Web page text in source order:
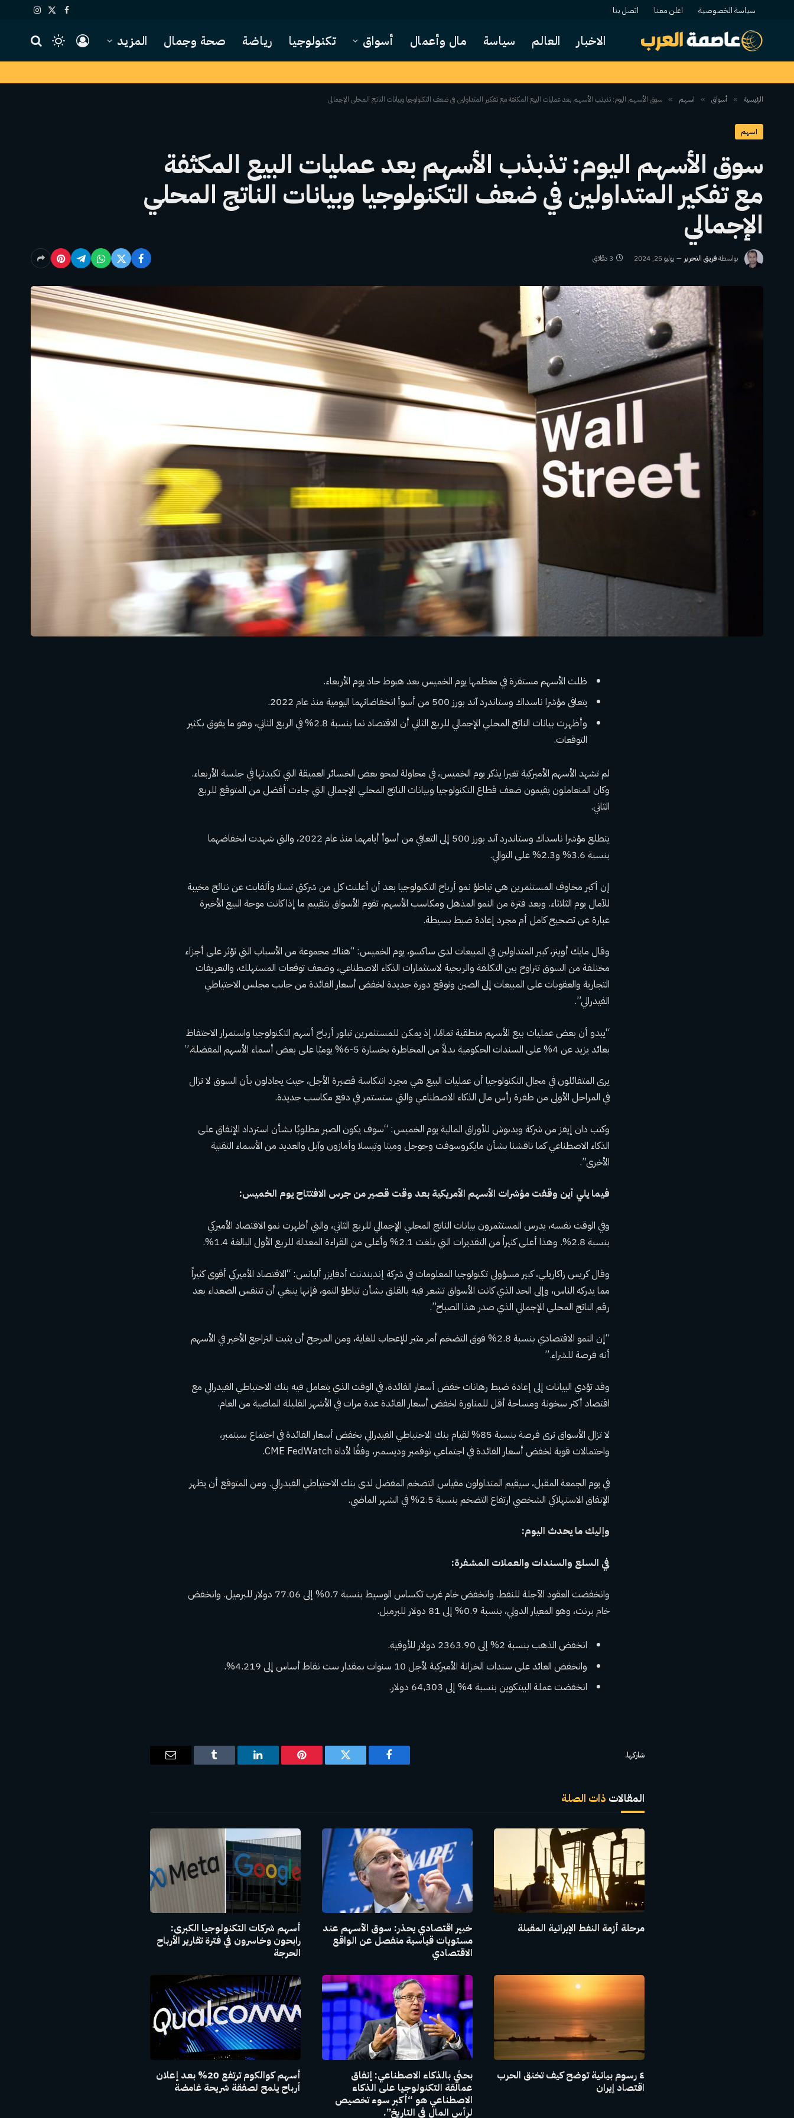
سياسة الخصوصية اعلن معنا اتصل بنا فيسبوك
X
الانستغرام
الاخبار العالم سياسة مال وأعمال أسواق تكنولوجيا رياضة صحة وجمال المزيد
الرئيسية » أسواق » اسهم » سوق الأسهم اليوم: تذبذب الأسهم بعد عمليات البيع المكثفة مع تفكير المتداولين في ضعف التكنولوجيا وبيانات الناتج المحلي الإجمالي
اسهم
سوق الأسهم اليوم: تذبذب الأسهم بعد عمليات البيع المكثفة
مع تفكير المتداولين في ضعف التكنولوجيا وبيانات الناتج المحلي
الإجمالي
بواسطةفريق التحرير يوليو 25, 2024 3 دقائق
ظلت الأسهم مستقرة في معظمها يوم الخميس بعد هبوط حاد يوم الأربعاء.
يتعافى مؤشرا ناسداك وستاندرد آند بورز 500 من أسوأ انخفاضاتهما اليومية منذ عام 2022.
وأظهرت بيانات الناتج المحلي الإجمالي للربع الثاني أن الاقتصاد نما بنسبة 2.8% في الربع الثاني، وهو ما يفوق بكثير
التوقعات.
لم تشهد الأسهم الأميركية تغيرا يذكر يوم الخميس، في محاولة لمحو بعض الخسائر العميقة التي تكبدتها في جلسة الأربعاء.
وكان المتعاملون يقيمون ضعف قطاع التكنولوجيا وبيانات الناتج المحلي الإجمالي التي جاءت أفضل من المتوقع للربع
الثاني.
يتطلع مؤشرا ناسداك وستاندرد آند بورز 500 إلى التعافي من أسوأ أيامهما منذ عام 2022، والتي شهدت انخفاضهما
بنسبة 3.6% و2.3% على التوالي.
إن أكبر مخاوف المستثمرين هي تباطؤ نمو أرباح التكنولوجيا بعد أن أعلنت كل من شركتي تسلا وألفابت عن نتائج مخيبة
للآمال يوم الثلاثاء. وبعد فترة من النمو المذهل ومكاسب الأسهم، تقوم الأسواق بتقييم ما إذا كانت موجة البيع الأخيرة
عبارة عن تصحيح كامل أم مجرد إعادة ضبط بسيطة.
وقال مايك أوينز، كبير المتداولين في المبيعات لدى ساكسو، يوم الخميس: “هناك مجموعة من الأسباب التي تؤثر على أجزاء
مختلفة من السوق تتراوح بين التكلفة والربحية لاستثمارات الذكاء الاصطناعي، وضعف توقعات المستهلك، والتعريفات
التجارية والعقوبات على المبيعات إلى الصين وتوقع دورة جديدة لخفض أسعار الفائدة من جانب مجلس الاحتياطي
الفيدرالي”.
“يبدو أن بعض عمليات بيع الأسهم منطقية تمامًا، إذ يمكن للمستثمرين تبلور أرباح أسهم التكنولوجيا واستمرار الاحتفاظ
بعائد يزيد عن 4% على السندات الحكومية بدلاً من المخاطرة بخسارة 5-6% يوميًا على بعض أسماء الأسهم المفضلة.”
يرى المتفائلون في مجال التكنولوجيا أن عمليات البيع هي مجرد انتكاسة قصيرة الأجل، حيث يجادلون بأن السوق لا تزال
في المراحل الأولى من طفرة رأس مال الذكاء الاصطناعي والتي ستستمر في دفع مكاسب جديدة.
وكتب دان إيفز من شركة ويدبوش للأوراق المالية يوم الخميس: “سوف يكون الصبر مطلوبًا بشأن استرداد الإنفاق على
الذكاء الاصطناعي كما ناقشنا بشأن مايكروسوفت وجوجل وميتا وتيسلا وأمازون وآبل والعديد من الأسماء التقنية
الأخرى”.
فيما يلي أين وقفت مؤشرات الأسهم الأمريكية بعد وقت قصير من جرس الافتتاح يوم الخميس:
وفي الوقت نفسه، يدرس المستثمرون بيانات الناتج المحلي الإجمالي للربع الثاني، والتي أظهرت نمو الاقتصاد الأميركي
بنسبة 2.8%. وهذا أعلى كثيراً من التقديرات التي بلغت 2.1% وأعلى من القراءة المعدلة للربع الأول البالغة 1.4%.
وقال كريس زاكاريلي، كبير مسؤولي تكنولوجيا المعلومات في شركة إندبندنت أدفايزر أليانس: “الاقتصاد الأميركي أقوى كثيراً
مما يدركه الناس، وإلى الحد الذي كانت الأسواق تشعر فيه بالقلق بشأن تباطؤ النمو، فإنها ينبغي أن تتنفس الصعداء بعد
رقم الناتج المحلي الإجمالي الذي صدر هذا الصباح”.
“إن النمو الاقتصادي بنسبة 2.8% فوق التضخم أمر مثير للإعجاب للغاية، ومن المرجح أن يثبت التراجع الأخير في الأسهم
أنه فرصة للشراء.”
وقد تؤدي البيانات إلى إعادة ضبط رهانات خفض أسعار الفائدة، في الوقت الذي يتعامل فيه بنك الاحتياطي الفيدرالي مع
اقتصاد أكثر سخونة ومساحة أقل للمناورة لخفض أسعار الفائدة عدة مرات في الأشهر القليلة الماضية من العام.
لا تزال الأسواق ترى فرصة بنسبة 85% لقيام بنك الاحتياطي الفيدرالي بخفض أسعار الفائدة في اجتماع سبتمبر،
واحتمالات قوية لخفض أسعار الفائدة في اجتماعي نوفمبر وديسمبر، وفقًا لأداة CME FedWatch.
في يوم الجمعة المقبل، سيقيم المتداولون مقياس التضخم المفضل لدى بنك الاحتياطي الفيدرالي. ومن المتوقع أن يظهر
الإنفاق الاستهلاكي الشخصي ارتفاع التضخم بنسبة 2.5% في الشهر الماضي.
وإليك ما يحدث اليوم:
في السلع والسندات والعملات المشفرة:
وانخفضت العقود الآجلة للنفط. وانخفض خام غرب تكساس الوسيط بنسبة 0.7% إلى 77.06 دولار للبرميل. وانخفض
خام برنت، وهو المعيار الدولي، بنسبة 0.9% إلى 81 دولار للبرميل.
انخفض الذهب بنسبة 2% إلى 2363.90 دولار للأوقية.
وانخفض العائد على سندات الخزانة الأميركية لأجل 10 سنوات بمقدار ست نقاط أساس إلى 4.219%.
انخفضت عملة البيتكوين بنسبة 4% إلى 64,303 دولار.
شاركها.
فيسبوك تويتر بينتيريستلينكدإن Tumblr
البريد
المقالات ذات الصلة
مرحلة أزمة النفط الإيرانية المقبلة
خبير اقتصادي يحذر: سوق الأسهم عند
مستويات قياسية منفصل عن الواقع
الاقتصادي
أسهم شركات التكنولوجيا الكبرى:
رابحون وخاسرون في فترة تقارير الأرباح
الحرجة
٤ رسوم بيانية توضح كيف تخنق الحرب
اقتصاد إيران
بحثي بالذكاء الاصطناعي: إنفاق
عمالقة التكنولوجيا على الذكاء
الاصطناعي هو “أكبر سوء تخصيص
لرأس المال في التاريخ”.
أسهم كوالكوم ترتفع 20% بعد إعلان
أرباح يلمح لصفقة شريحة غامضة